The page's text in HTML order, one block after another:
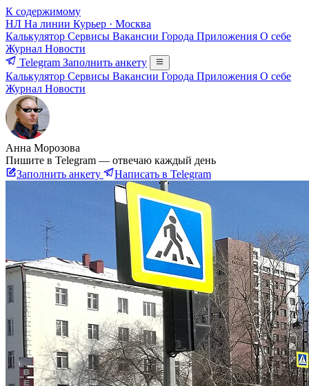
К содержимому
НЛ На линии Курьер · Москва
Калькулятор Сервисы Вакансии Города Приложения О себе
Журнал Новости
Telegram Заполнить анкету
Калькулятор Сервисы Вакансии Города Приложения О себе
Журнал Новости
Анна Морозова
Пишите в Telegram — отвечаю каждый день
Заполнить анкету
Написать в Telegram